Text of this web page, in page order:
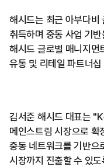
해시드는 최근 아부다
취득하며 중동 사업 기
해시드 글로벌 매니지
유통 및 리테일 파트너
김서준 해시드 대표는
메인스트림 시장으로
중동 네트워크를 기반으
시장까지 진출할 수 있